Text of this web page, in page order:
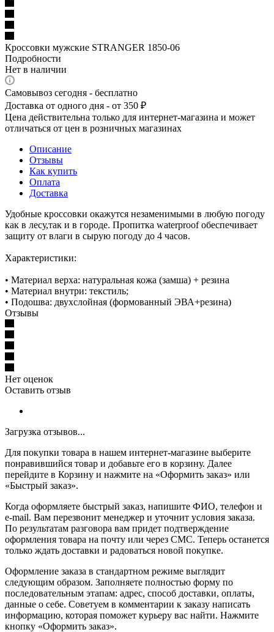
Кроссовки мужские STRANGER 1850-06
Подробности
Нет в наличии
Самовывоз сегодня - бесплатно
Доставка от одного дня - от 350 ₽
Цена действительна только для интернет-магазина и может
отличаться от цен в розничных магазинах
Описание
Отзывы
Как купить
Оплата
Доставка
Удобные кроссовки окажутся незаменимыми в любую погоду
как в лесу,так и в городе. Пропитка waterproof обеспечивает
защиту от влаги в сырую погоду до 4 часов.
Характеристики:
• Материал верха: натуральная кожа (замша) + резина
• Материал внутри: текстиль;
• Подошва: двухслойная (формованный ЭВА+резина)
Отзывы
Нет оценок
Оставить отзыв
Загрузка отзывов...
Для покупки товара в нашем интернет-магазине выберите
понравившийся товар и добавьте его в корзину. Далее
перейдите в Корзину и нажмите на «Оформить заказ» или
«Быстрый заказ».
Когда оформляете быстрый заказ, напишите ФИО, телефон и
e-mail. Вам перезвонит менеджер и уточнит условия заказа.
По результатам разговора вам придет подтверждение
оформления товара на почту или через СМС. Теперь останется
только ждать доставки и радоваться новой покупке.
Оформление заказа в стандартном режиме выглядит
следующим образом. Заполняете полностью форму по
последовательным этапам: адрес, способ доставки, оплаты,
данные о себе. Советуем в комментарии к заказу написать
информацию, которая поможет курьеру вас найти. Нажмите
кнопку «Оформить заказ».